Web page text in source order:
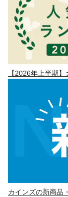
【2026年上半期
カインズの新商品